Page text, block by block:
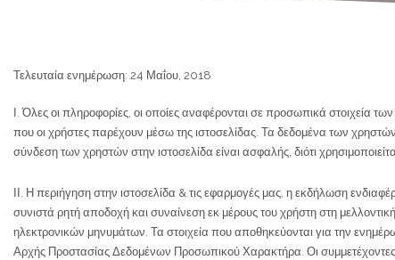
Τελευταία ενημέρωση: 24 Μαΐου, 2018
Ι. Όλες οι πληροφορίες, οι οποίες αναφέρονται σε προσωπικά στοιχεία
που οι χρήστες παρέχουν μέσω της ιστοσελίδας. Τα δεδομένα των
σύνδεση των χρηστών στην ιστοσελίδα είναι ασφαλής, διότι
ΙΙ. Η περιήγηση στην ιστοσελίδα & τις εφαρμογές μας, η εκδήλωση
συνιστά ρητή αποδοχή και συναίνεση εκ μέρους του χρήστη στη
ηλεκτρονικών μηνυμάτων. Τα στοιχεία που αποθηκεύονται για την
Αρχής Προστασίας Δεδομένων Προσωπικού Χαρακτήρα. Οι συμμετέχοντες